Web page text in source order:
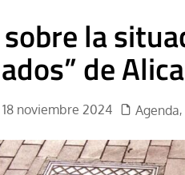
vidaEconomía
de vida… es
El cuidado de
Experiencia
Cultura
Libro
Cine
la
de
18 noviembre 2024 Agenda,